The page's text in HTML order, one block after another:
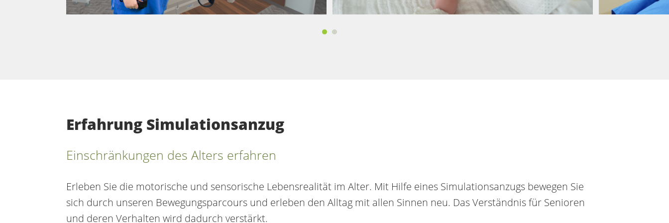
Erfahrung Simulationsanzug
Einschränkungen des Alters erfahren
Erleben Sie die motorische und sensorische Lebensrealität im Alter. Mit Hilfe eines Simulationsanzugs bewegen Sie
sich durch unseren Bewegungsparcours und erleben den Alltag mit allen Sinnen neu. Das Verständnis für Senioren
und deren Verhalten wird dadurch verstärkt.